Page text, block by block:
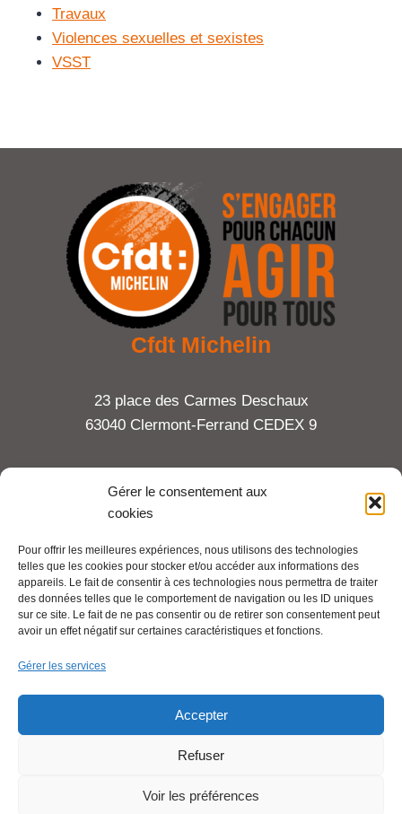
Gérer le consentement aux
cookies
Pour offrir les meilleures expériences, nous utilisons des technologies
telles que les cookies pour stocker et/ou accéder aux informations des
appareils. Le fait de consentir à ces technologies nous permettra de traiter
des données telles que le comportement de navigation ou les ID uniques
sur ce site. Le fait de ne pas consentir ou de retirer son consentement peut
avoir un effet négatif sur certaines caractéristiques et fonctions.
Gérer les services
Accepter
Refuser
Voir les préférences
Travaux
Violences sexuelles et sexistes
VSST
Cfdt Michelin
23 place des Carmes Deschaux
63040 Clermont-Ferrand CEDEX 9
Mentions légales
Pour aller plus loin :
Se syndiquer en ligne
Nous contacter
Liens utiles